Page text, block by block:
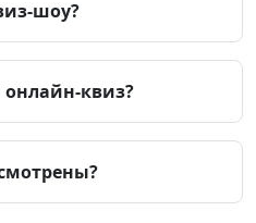
шоу?
квиз?